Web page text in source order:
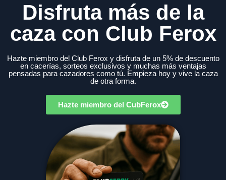
Disfruta más de la
caza con Club Ferox
Hazte miembro del Club Ferox y disfruta de un 5% de descuento
en cacerías, sorteos exclusivos y muchas más ventajas
pensadas para cazadores como tú. Empieza hoy y vive la caza
de otra forma.
Hazte miembro del CubFerox